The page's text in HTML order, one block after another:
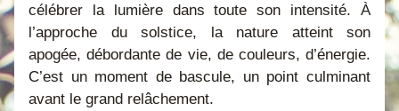
célébrer la lumière dans toute son intensité. À
l’approche du solstice, la nature atteint son
apogée, débordante de vie, de couleurs, d’énergie.
C’est un moment de bascule, un point culminant
avant le grand relâchement.